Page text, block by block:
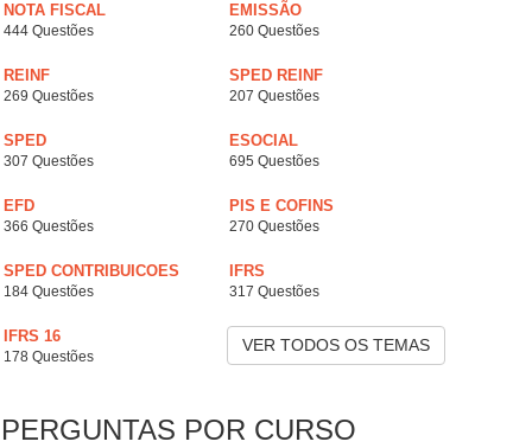
NOTA FISCAL
444 Questões
EMISSÃO
260 Questões
REINF
269 Questões
SPED REINF
207 Questões
SPED
307 Questões
ESOCIAL
695 Questões
EFD
366 Questões
PIS E COFINS
270 Questões
SPED CONTRIBUICOES
184 Questões
IFRS
317 Questões
IFRS 16
178 Questões
VER TODOS OS TEMAS
PERGUNTAS POR CURSO